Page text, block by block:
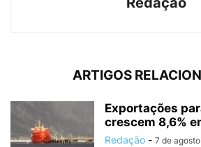
ARTIGOS
Exportações
crescem 8,6%
Redação - 7 de